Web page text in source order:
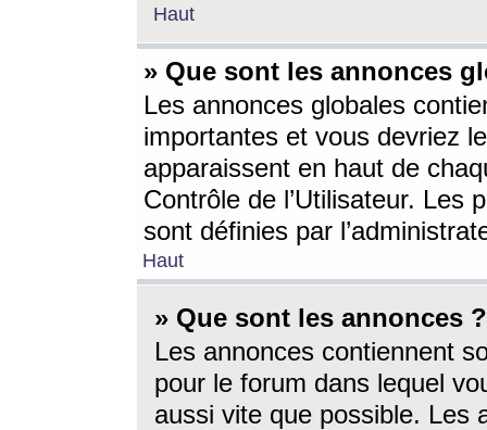
Haut
» Que sont les annonces
Les annonces globales
importantes et vous devriez
apparaissent en haut de
Contrôle de l’Utilisateur. Les
sont définies par
Haut
» Que sont les annonces ?
Les annonces contiennent
pour le forum dans lequel
aussi vite que possible. Les